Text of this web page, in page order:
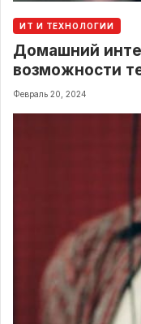
ИТ И ТЕХНОЛОГИИ
Домашний
возможности
Февраль 20, 2024